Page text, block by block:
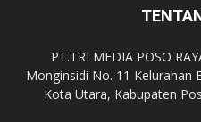
PT.TRI MEDIA POSO
Monginsidi No. 11 Kelurahan
Kota Utara, Kabupaten